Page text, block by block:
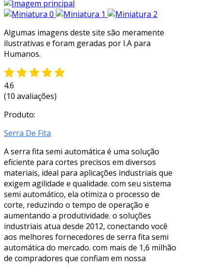
Algumas imagens deste site são meramente
ilustrativas e foram geradas por I.A para
Humanos.
4.6
(10 avaliações)
Produto:
Serra De Fita
A serra fita semi automática é uma solução
eficiente para cortes precisos em diversos
materiais, ideal para aplicações industriais que
exigem agilidade e qualidade. com seu sistema
semi automático, ela otimiza o processo de
corte, reduzindo o tempo de operação e
aumentando a produtividade. o soluções
industriais atua desde 2012, conectando você
aos melhores fornecedores de serra fita semi
automática do mercado. com mais de 1,6 milhão
de compradores que confiam em nossa